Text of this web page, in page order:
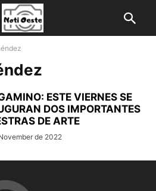
ESTE VIERNES SE
DOS IMPORTANTES
DE ARTE
de 2022